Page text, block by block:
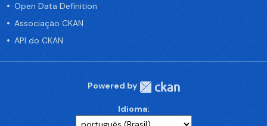
Open Data Definition
Associação CKAN
API do CKAN
Powered by
Idioma